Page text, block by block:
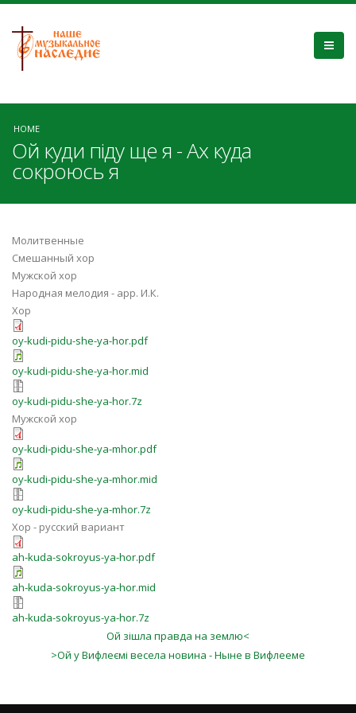
HOME
Ой куди піду ще я - Ах куда
сокроюсь я
Молитвенные
Смешанный хор
Мужской хор
Народная мелодия - арр. И.К.
Хор
oy-kudi-pіdu-she-ya-hor.pdf
oy-kudi-pіdu-she-ya-hor.mid
oy-kudi-pіdu-she-ya-hor.7z
Мужской хор
oy-kudi-pіdu-she-ya-mhor.pdf
oy-kudi-pіdu-she-ya-mhor.mid
oy-kudi-pіdu-she-ya-mhor.7z
Хор - русский вариант
ah-kuda-sokroyus-ya-hor.pdf
ah-kuda-sokroyus-ya-hor.mid
ah-kuda-sokroyus-ya-hor.7z
Ой зішла правда на землю<
>Ой у Вифлеємі весела новина - Ныне в Вифлееме